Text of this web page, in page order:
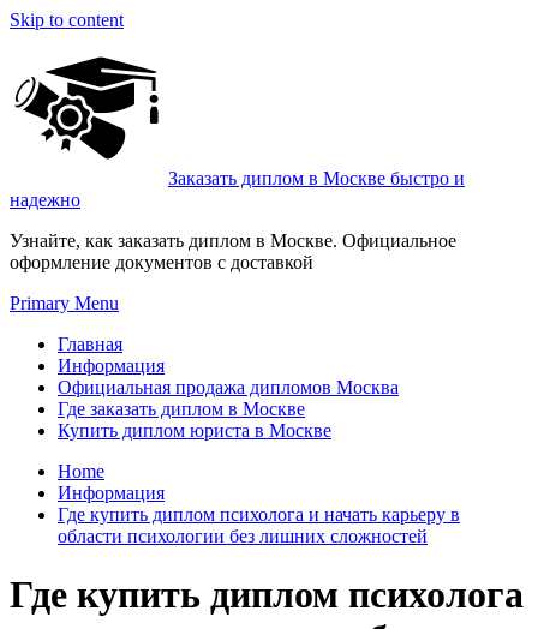
Skip to content
Заказать диплом в Москве быстро и
надежно
Узнайте, как заказать диплом в Москве. Официальное
оформление документов с доставкой
Primary Menu
Главная
Информация
Официальная продажа дипломов Москва
Где заказать диплом в Москве
Купить диплом юриста в Москве
Home
Информация
Где купить диплом психолога и начать карьеру в
области психологии без лишних сложностей
Где купить диплом психолога